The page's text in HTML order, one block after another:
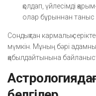
қолдап, үйлесімді
олар бұрыннан таныс
Сондықтан кармалық
мүмкін. Мұның бәрі
қабылдайтынына